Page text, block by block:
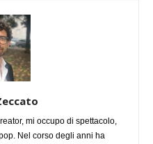
mi occupo di spettacolo,
Nel corso degli anni ha